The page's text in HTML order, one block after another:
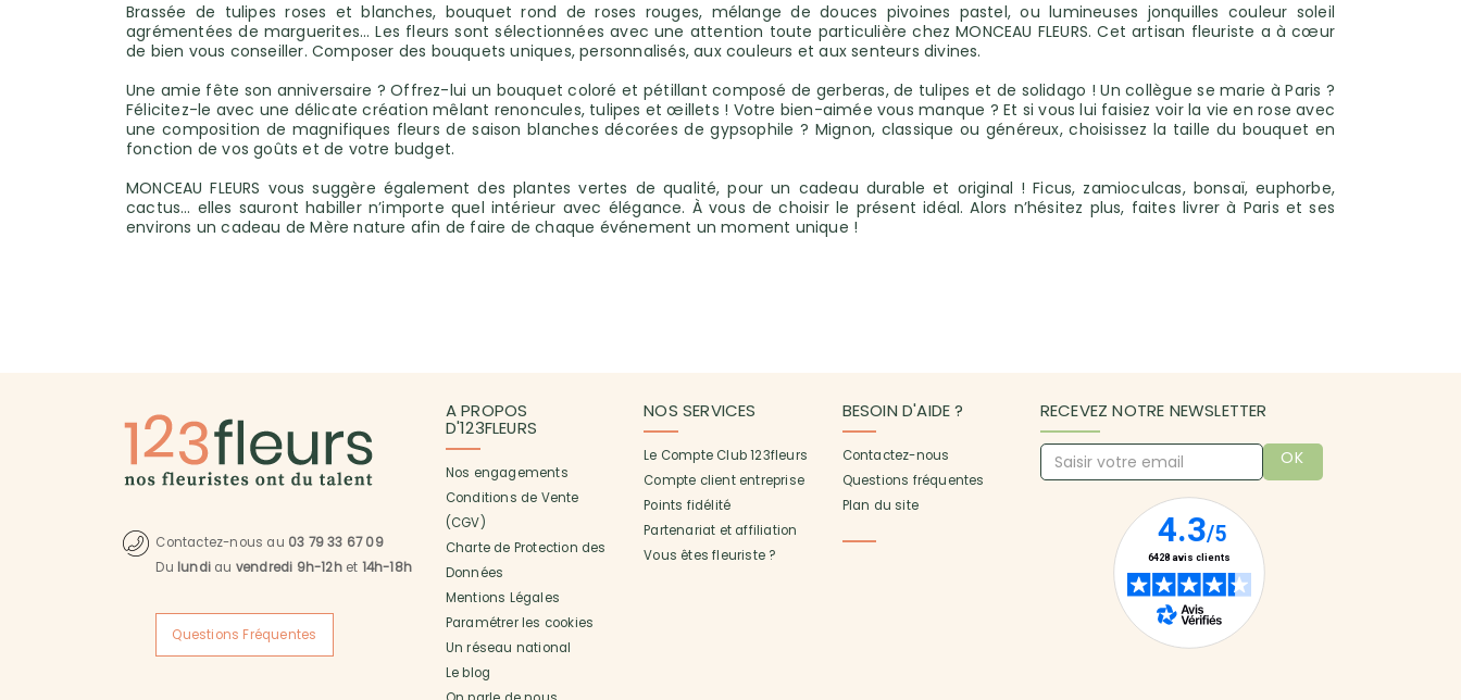
Brassée de tulipes roses et blanches, bouquet rond de roses rouges, mélange de douces pivoines pastel, ou lumineuses jonquilles couleur soleil
agrémentées de marguerites… Les fleurs sont sélectionnées avec une attention toute particulière chez MONCEAU FLEURS. Cet artisan fleuriste a à cœur
de bien vous conseiller. Composer des bouquets uniques, personnalisés, aux couleurs et aux senteurs divines.
Une amie fête son anniversaire ? Offrez-lui un bouquet coloré et pétillant composé de gerberas, de tulipes et de solidago ! Un collègue se marie à Paris ?
Félicitez-le avec une délicate création mêlant renoncules, tulipes et œillets ! Votre bien-aimée vous manque ? Et si vous lui faisiez voir la vie en rose avec
une composition de magnifiques fleurs de saison blanches décorées de gypsophile ? Mignon, classique ou généreux, choisissez la taille du bouquet en
fonction de vos goûts et de votre budget.
MONCEAU FLEURS vous suggère également des plantes vertes de qualité, pour un cadeau durable et original ! Ficus, zamioculcas, bonsaï, euphorbe,
cactus… elles sauront habiller n’importe quel intérieur avec élégance. À vous de choisir le présent idéal. Alors n’hésitez plus, faites livrer à Paris et ses
environs un cadeau de Mère nature afin de faire de chaque événement un moment unique !
Contactez-nous au 03 79 33 67 09
Du lundi au vendredi 9h-12het 14h-18h
Questions Fréquentes
A PROPOS
D'123FLEURS
Nos engagements
Conditions de Vente
(CGV)
Charte de Protection des
Données
Mentions Légales
Paramétrer les cookies
Un réseau national
Le blog
NOS SERVICES
Le Compte Club 123fleurs
Compte client entreprise
Points fidélité
Partenariat et affiliation
Vous êtes fleuriste ?
BESOIN D'AIDE ?
Contactez-nous
Questions fréquentes
Plan du site
RECEVEZ NOTRE NEWSLETTER
OK